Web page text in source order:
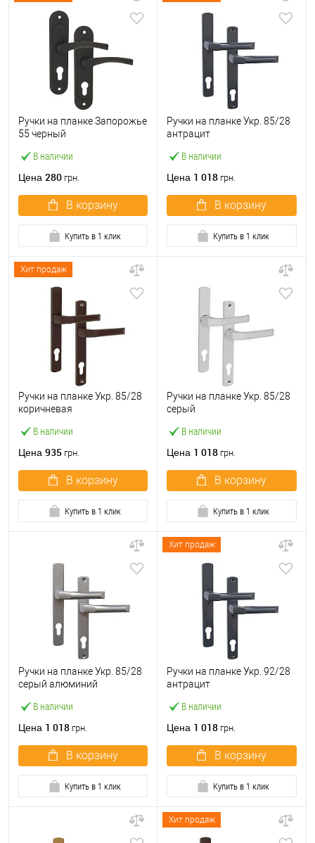
В наличии
Ручки на планке Запорожье
55 черный
Цена 280 грн.
В корзину
Купить в 1 клик
В наличии
Ручки на планке Укр. 85/28
антрацит
Цена 1 018 грн.
В корзину
Купить в 1 клик
Хит продаж
В наличии
Ручки на планке Укр. 85/28
коричневая
Цена 935 грн.
В корзину
Купить в 1 клик
В наличии
Ручки на планке Укр. 85/28
серый
Цена 1 018 грн.
В корзину
Купить в 1 клик
В наличии
Ручки на планке Укр. 85/28
серый алюминий
Цена 1 018 грн.
В корзину
Купить в 1 клик
Хит продаж
В наличии
Ручки на планке Укр. 92/28
антрацит
Цена 1 018 грн.
В корзину
Купить в 1 клик
Хит продаж